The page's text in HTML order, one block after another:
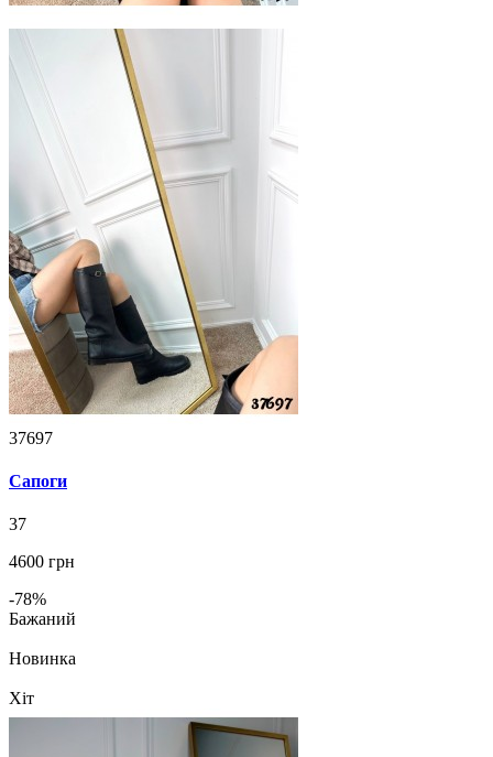
37697
Сапоги
37
4600 грн
-78%
Бажаний
Новинка
Хіт